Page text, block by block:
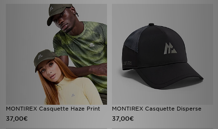
MONTIREX Casquette Haze Print
37,00€
MONTIREX Casquette Disperse
37,00€